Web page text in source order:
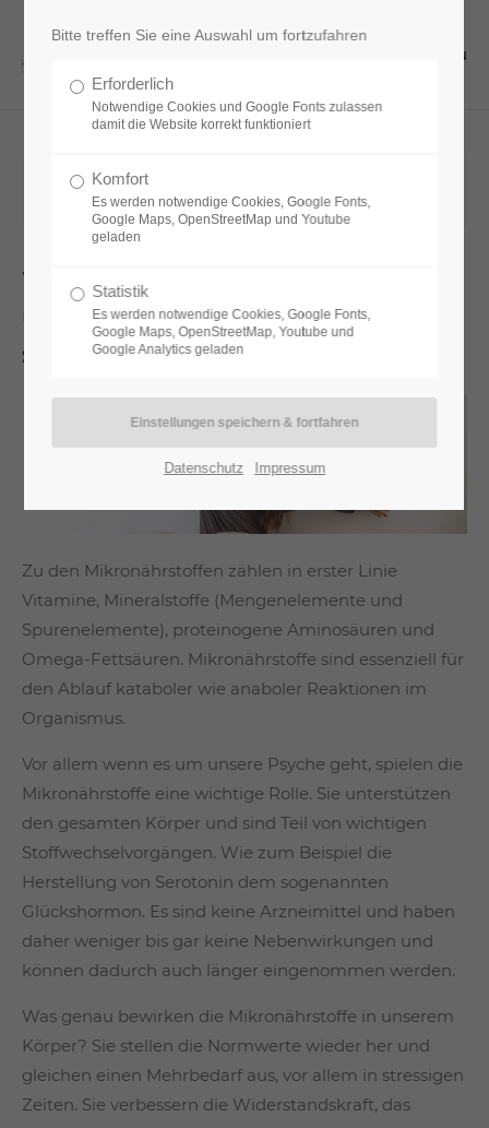
Menu
01.04.2020 10:37
(Kommentare: 0)
Was sind Mikronährstoffe
und für was benötigen wir
sie?
Zu den Mikronährstoffen zählen in erster Linie
Vitamine, Mineralstoffe (Mengenelemente und
Spurenelemente), proteinogene Aminosäuren und
Omega-Fettsäuren. Mikronährstoffe sind essenziell für
den Ablauf kataboler wie anaboler Reaktionen im
Organismus.
Vor allem wenn es um unsere Psyche geht, spielen die
Mikronährstoffe eine wichtige Rolle. Sie unterstützen
den gesamten Körper und sind Teil von wichtigen
Stoffwechselvorgängen. Wie zum Beispiel die
Herstellung von Serotonin dem sogenannten
Glückshormon. Es sind keine Arzneimittel und haben
daher weniger bis gar keine Nebenwirkungen und
können dadurch auch länger eingenommen werden.
Was genau bewirken die Mikronährstoffe in unserem
Körper? Sie stellen die Normwerte wieder her und
gleichen einen Mehrbedarf aus, vor allem in stressigen
Zeiten. Sie verbessern die Widerstandskraft, das
Bitte treffen Sie eine Auswahl um fortzufahren
Erforderlich
Notwendige Cookies und Google Fonts zulassen
damit die Website korrekt funktioniert
Komfort
Es werden notwendige Cookies, Google Fonts,
Google Maps, OpenStreetMap und Youtube
geladen
Statistik
Es werden notwendige Cookies, Google Fonts,
Google Maps, OpenStreetMap, Youtube und
Google Analytics geladen
Datenschutz Impressum